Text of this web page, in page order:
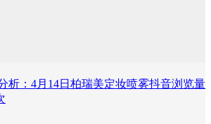
析：4月14日柏瑞美定妆喷雾抖音浏览量